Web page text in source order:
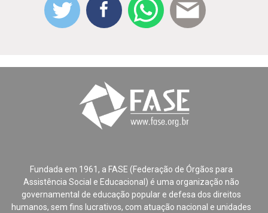
Fundada em 1961, a FASE (Federação de Órgãos para
Assistência Social e Educacional) é uma organização não
governamental de educação popular e defesa dos direitos
humanos, sem fins lucrativos, com atuação nacional e unidades